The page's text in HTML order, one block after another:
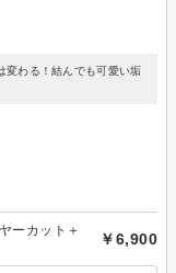
変わる！結んでも可愛い垢
ーカット＋
￥6,900